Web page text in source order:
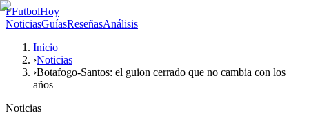
FFutbolHoy
NoticiasGuíasReseñasAnálisis
Inicio
›Noticias
›Botafogo-Santos: el guion cerrado que no cambia con los
años
Noticias